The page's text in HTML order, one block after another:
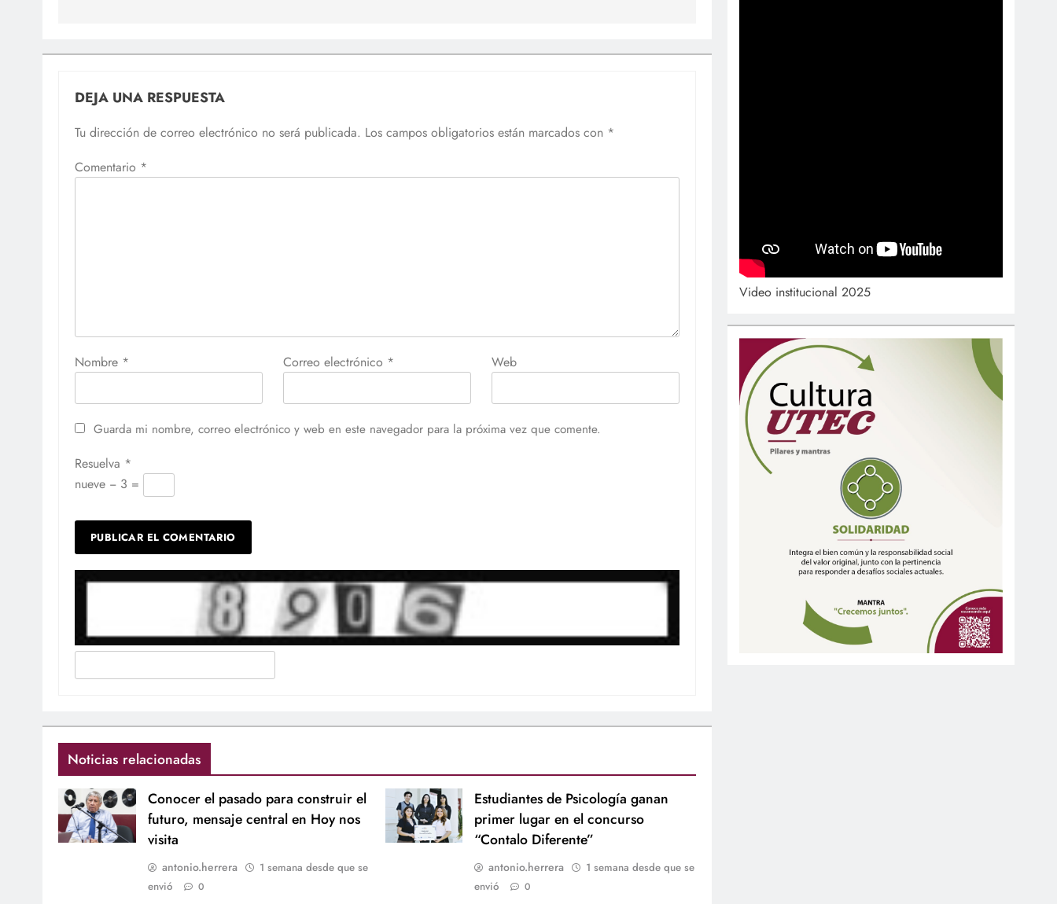
DEJA UNA RESPUESTA
Tu dirección de correo electrónico no será publicada. Los campos obligatorios están marcados con *
Comentario *
Nombre * Correo electrónico * Web
Guarda mi nombre, correo electrónico y web en este navegador para la próxima vez que comente.
Resuelva *
nueve − 3 =
Noticias relacionadas
Conocer el pasado para construir el
futuro, mensaje central en Hoy nos
visita
antonio.herrera
1 semana desde que se
envió
0
Estudiantes de Psicología ganan
primer lugar en el concurso
“Contalo Diferente”
antonio.herrera
1 semana desde que se
envió
0
Video institucional 2025